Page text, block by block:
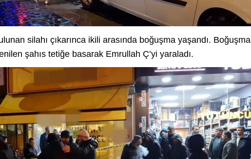
silahı çıkarınca ikili arasında boğuşma yaşandı. Boğuşma
şahıs tetiğe basarak Emrullah Ç’yi yaraladı.